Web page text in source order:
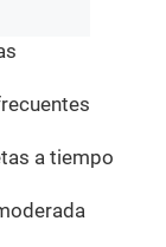
a tiempo